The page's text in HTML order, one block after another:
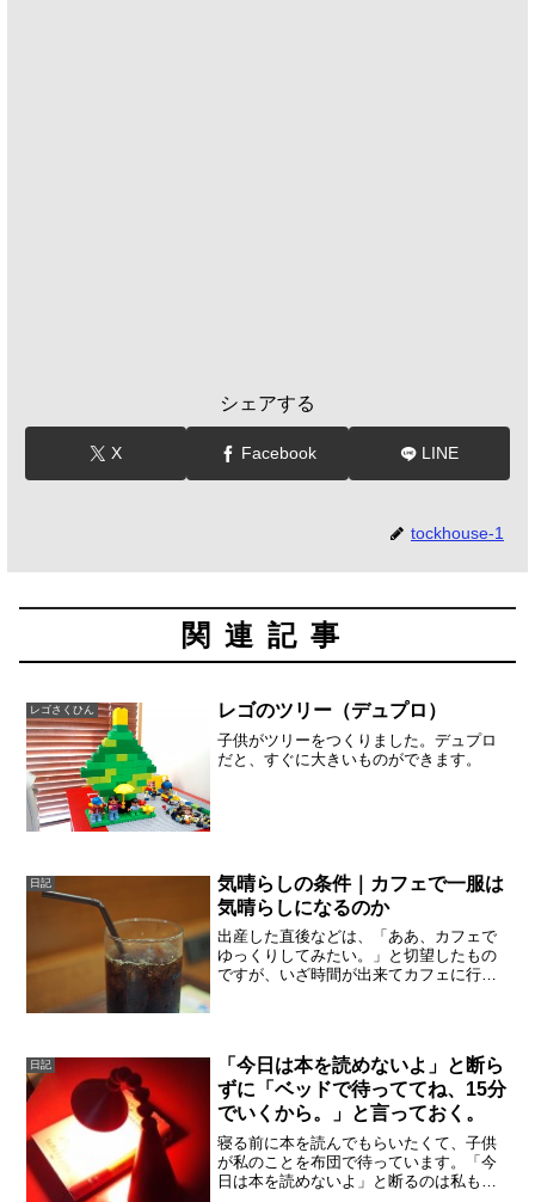
シェアする
X Facebook LINE
tockhouse-1
関連記事
レゴさくひん レゴのツリー（デュプロ）
子供がツリーをつくりました。デュプロ
だと、すぐに大きいものができます。
日記
気晴らしの条件｜カフェで一服は
気晴らしになるのか
出産した直後などは、「ああ、カフェで
ゆっくりしてみたい。」と切望したもの
ですが、いざ時間が出来てカフェに行っ
カフェを探してまわって、...
日記
「今日は本を読めないよ」と断ら
ずに「ベッドで待っててね、15分
でいくから。」と言っておく。
寝る前に本を読んでもらいたくて、子供
が私のことを布団で待っています。「今
日は本を読めないよ」と断るのは私も寂